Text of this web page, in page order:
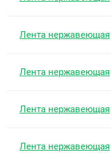
Лента нержавеющая
Лента нержавеющая
Лента нержавеющая
Лента нержавеющая